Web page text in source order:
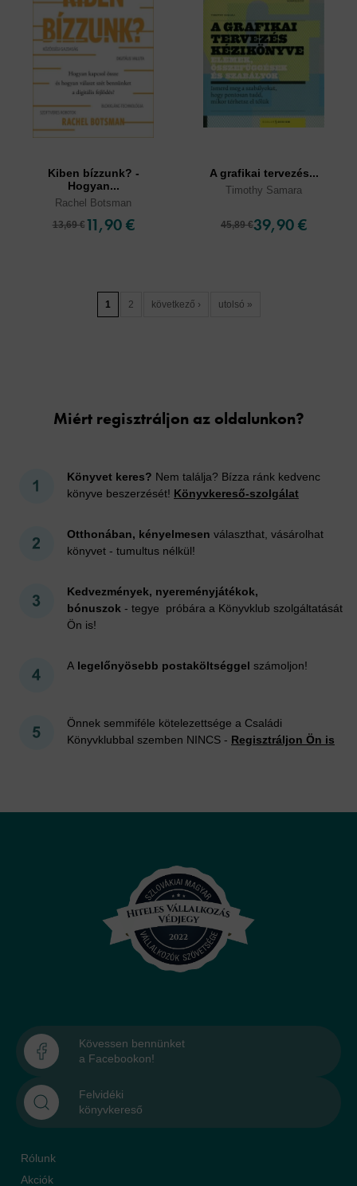
Kiben bízzunk? -
Hogyan...
Rachel Botsman
13,69 € 11,90 €
A grafikai tervezés...
Timothy Samara
45,89 €39,90 €
1 2 következő › utolsó »
Miért regisztráljon az oldalunkon?
Könyvet keres? Nem találja? Bízza ránk kedvenc
könyve beszerzését! Könyvkereső-szolgálat
Otthonában, kényelmesen választhat, vásárolhat
könyvet - tumultus nélkül!
Kedvezmények, nyereményjátékok,
bónuszok - tegye próbára a Könyvklub szolgáltatását
Ön is!
A legelőnyösebb postaköltséggel számoljon!
Önnek semmiféle kötelezettsége a Családi
Könyvklubbal szemben NINCS - Regisztráljon Ön is
Kövessen bennünket
a Facebookon!
Felvidéki
könyvkereső
Rólunk
Akciók